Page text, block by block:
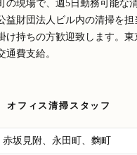
の現場で、週5日勤務可能な
益財団法人ビル内の清掃を担
け持ちの方歓迎致します。
通費支給。
オフィス清掃スタッフ
赤坂見附、永田町、麴町